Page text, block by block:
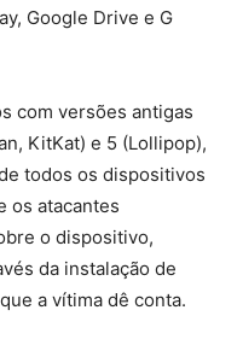
Google Drive e G
com versões antigas
KitKat) e 5 (Lollipop),
todos os dispositivos
os atacantes
o dispositivo,
da instalação de
a vítima dê conta.